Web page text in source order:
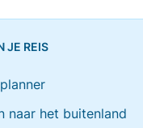
JE REIS
naar het buitenland